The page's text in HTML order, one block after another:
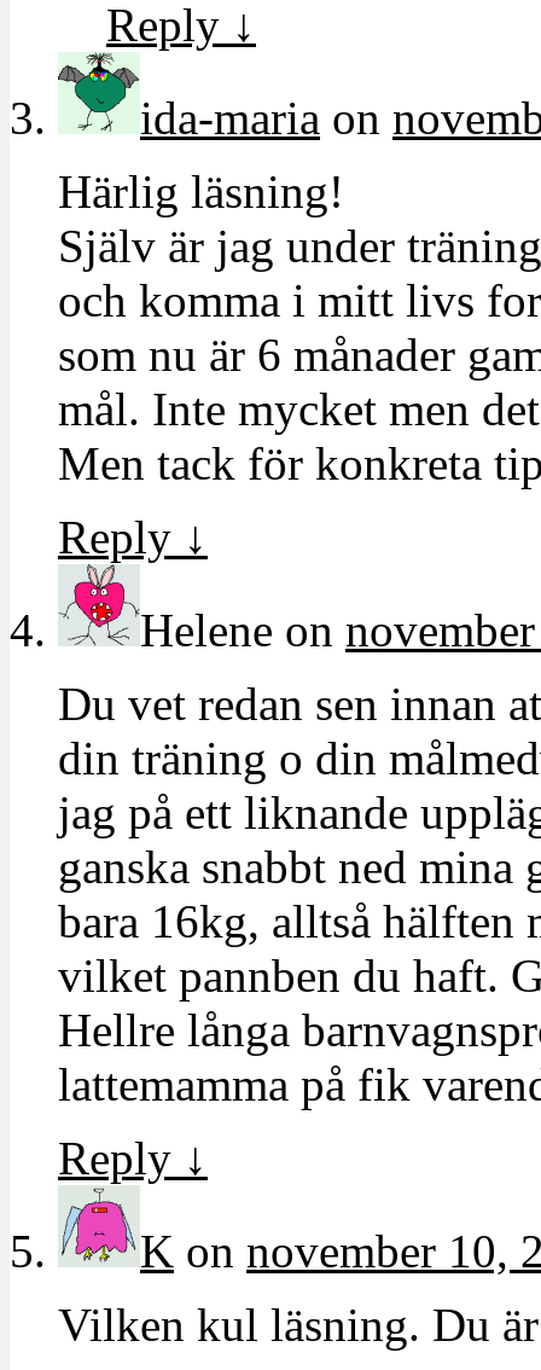
Reply ↓
ida-maria on
Härlig läsning!
Själv är jag under
och komma i mitt livs
som nu är 6 månader
mål. Inte mycket men
Men tack för konkreta
Reply ↓
Helene on
Du vet redan sen innan
din träning o din
jag på ett liknande
ganska snabbt ned
bara 16kg, alltså hälften
vilket pannben du haft.
Hellre långa
lattemamma på fik
Reply ↓
K on november 10,
Vilken kul läsning. Du